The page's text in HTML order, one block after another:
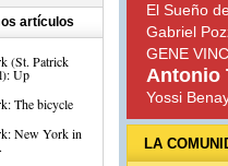
artículos
(St. Patrick
Up
The bicycle
New York in
El Sueño
Gabriel
GENE
Antonio
Yossi
LA